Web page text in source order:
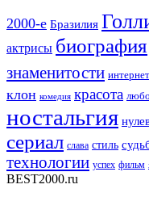
2000-е Бразилия
актрисы биография
знаменитости интернет
клон комедия красота
ностальгия
сериал слава стиль
технологии успех фильм
BEST2000.ru